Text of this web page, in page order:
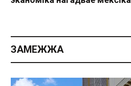
ЗАМЕЖЖА